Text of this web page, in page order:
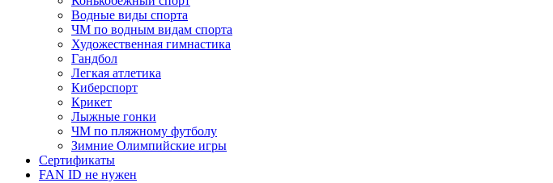
Водные виды спорта
ЧМ по водным видам спорта
Художественная гимнастика
Гандбол
Легкая атлетика
Киберспорт
Крикет
Лыжные гонки
ЧМ по пляжному футболу
Зимние Олимпийские игры
Сертификаты
FAN ID не нужен